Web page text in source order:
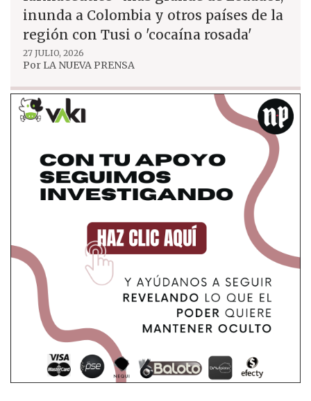
inunda a Colombia y otros países de la
región con Tusi o 'cocaína rosada'
27 JULIO, 2026
Por LA NUEVA PRENSA